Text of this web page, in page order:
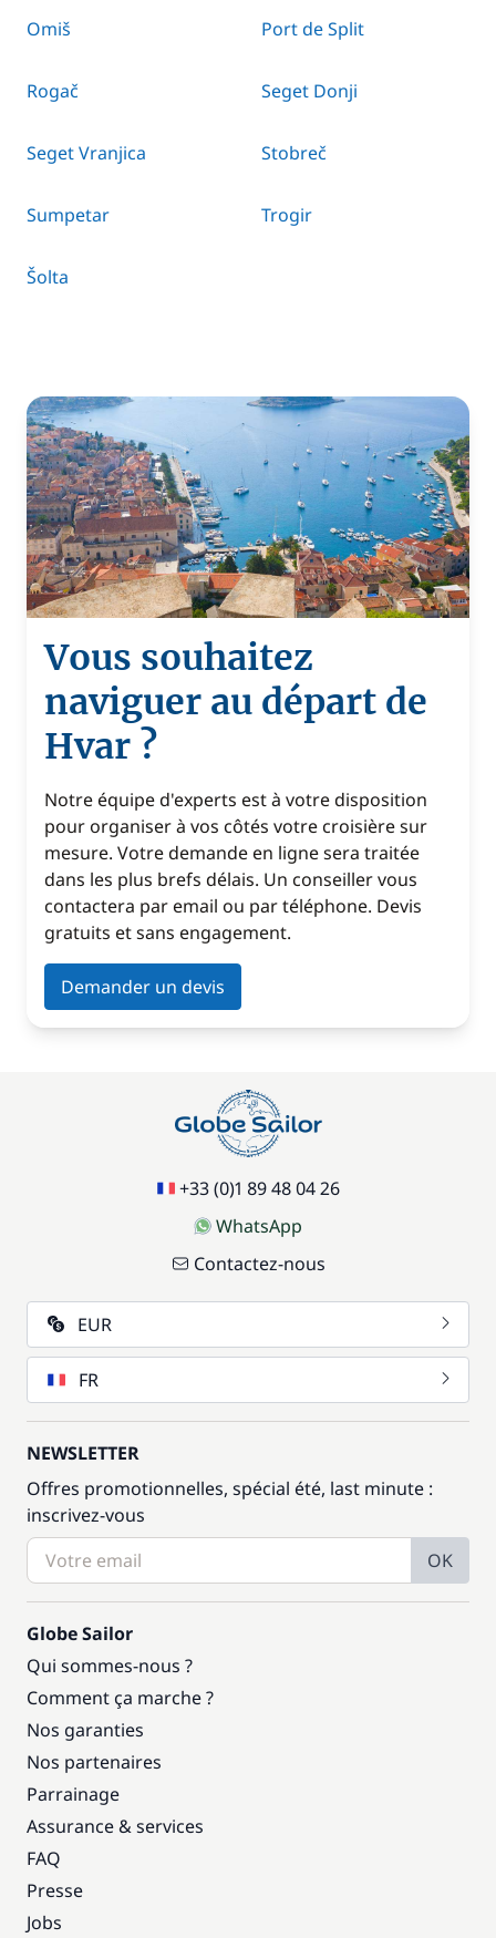
Omiš Port de Split
Rogač Seget Donji
Seget Vranjica Stobreč
Sumpetar Trogir
Šolta
Vous souhaitez
naviguer au départ de
Hvar ?
Notre équipe d'experts est à votre disposition
pour organiser à vos côtés votre croisière sur
mesure. Votre demande en ligne sera traitée
dans les plus brefs délais. Un conseiller vous
contactera par email ou par téléphone. Devis
gratuits et sans engagement.
Demander un devis
+33 (0)1 89 48 04 26
WhatsApp
Contactez-nous
EUR
FR
NEWSLETTER
Offres promotionnelles, spécial été, last minute :
inscrivez-vous
OK
Globe Sailor
Qui sommes-nous ?
Comment ça marche ?
Nos garanties
Nos partenaires
Parrainage
Assurance & services
FAQ
Presse
Jobs